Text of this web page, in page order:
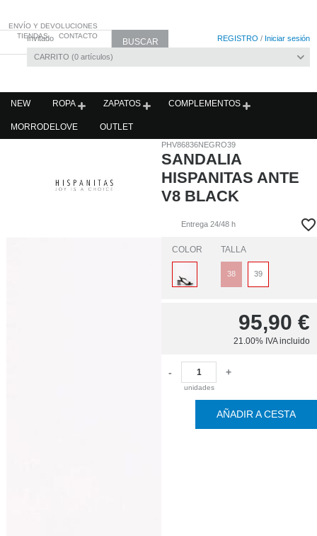
Invitado REGISTRO / Iniciar sesión
CARRITO 0 artículos
ENVÍO Y DEVOLUCIONES
TIENDAS
CONTACTO
NEW ROPA ZAPATOS COMPLEMENTOS
MORRODELOVE OUTLET
PHV86836NEGRO39
SANDALIA
HISPANITAS ANTE
V8 BLACK
Entrega 24/48 h
COLOR TALLA
38 39
95,90 €
21.00% IVA incluido
-
unidades
+
AÑADIR A CESTA